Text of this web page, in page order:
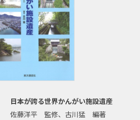
日本が誇る世界かんがい施設遺産
佐藤洋平 監修、古川猛 編著